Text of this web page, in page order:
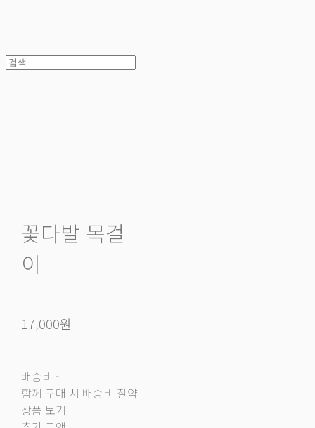
꽃다발 목걸
이
17,000원
배송비 -
함께 구매 시 배송비 절약
상품 보기